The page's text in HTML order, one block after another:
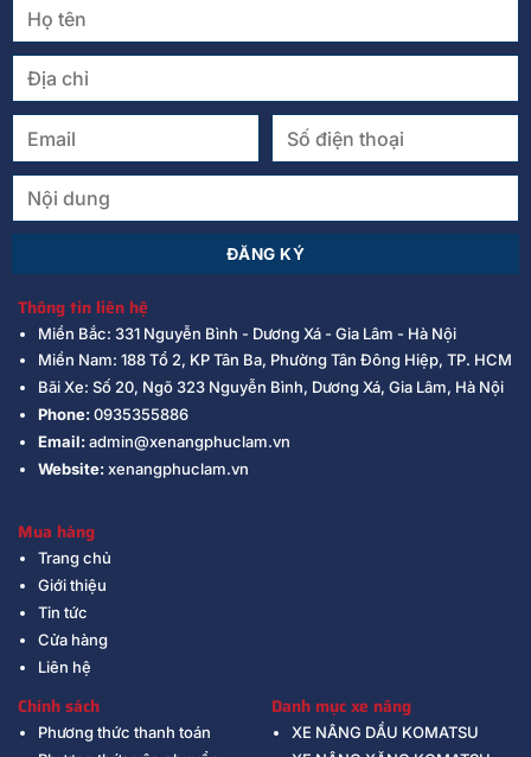
Thông tin liên hệ
Miền Bắc: 331 Nguyễn Bình - Dương Xá - Gia Lâm - Hà Nội
Miền Nam: 188 Tổ 2, KP Tân Ba, Phường Tân Đông Hiệp, TP. HCM
Bãi Xe: Số 20, Ngõ 323 Nguyễn Bình, Dương Xá, Gia Lâm, Hà Nội
Phone:0935355886
Email:admin@xenangphuclam.vn
Website:xenangphuclam.vn
Mua hàng
Trang chủ
Giới thiệu
Tin tức
Cửa hàng
Liên hệ
Chính sách
Phương thức thanh toán
Danh mục xe nâng
XE NÂNG DẦU KOMATSU